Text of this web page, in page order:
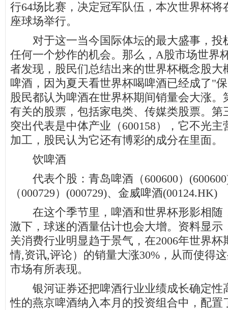
行64场比赛，决定冠军队伍，本次世界杯将
座球场举行。
对于这一当今国际体坛的最大盛事，投
任何一个炒作的机会。那么，A股市场世界
者发现，股民们总结出来的世界杯概念股大
啤酒，因为夏天看世界杯喝啤酒已经成了"
股民都认为啤酒在世界杯期间销量会大涨。
有关的股票，包括家电类、传媒类股票。第
突出代表是中体产业（600158），它不光
加工，股民认为它还有博彩的成分在里面。
饮啤酒
代表个股：青岛啤酒（600600）
（000729）(000729)、金威啤酒(00124.HK)
在这个季节里，啤酒和世界杯形影相随
激下，球迷的酒量估计也会大增。资料显示
关消费行业明显趋于景气，在2006年世界
情,资讯,评论）的销量大涨30%，从而使得
市场有所表现。
银河证券还把啤酒行业业绩成长确定性
性的燕京啤酒纳入本月的投资组合中，配置